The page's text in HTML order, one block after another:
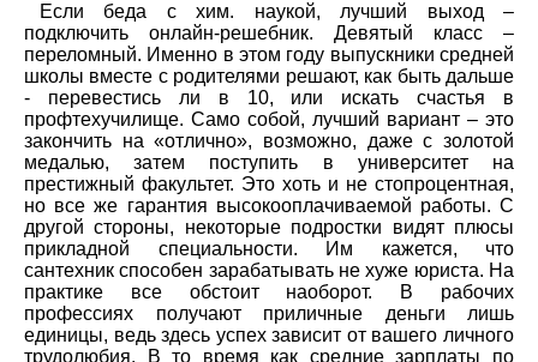
Если беда с хим. наукой, лучший выход –
подключить онлайн-решебник. Девятый класс –
переломный. Именно в этом году выпускники средней
школы вместе с родителями решают, как быть дальше
- перевестись ли в 10, или искать счастья в
профтехучилище. Само собой, лучший вариант – это
закончить на «отлично», возможно, даже с золотой
медалью, затем поступить в университет на
престижный факультет. Это хоть и не стопроцентная,
но все же гарантия высокооплачиваемой работы. С
другой стороны, некоторые подростки видят плюсы
прикладной специальности. Им кажется, что
сантехник способен зарабатывать не хуже юриста. На
практике все обстоит наоборот. В рабочих
профессиях получают приличные деньги лишь
единицы, ведь здесь успех зависит от вашего личного
трудолюбия. В то время как средние зарплаты по